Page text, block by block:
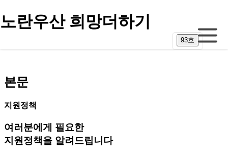
노란우산 희망더하기
93호
본문
지원정책
여러분에게 필요한
지원정책을 알려드립니다